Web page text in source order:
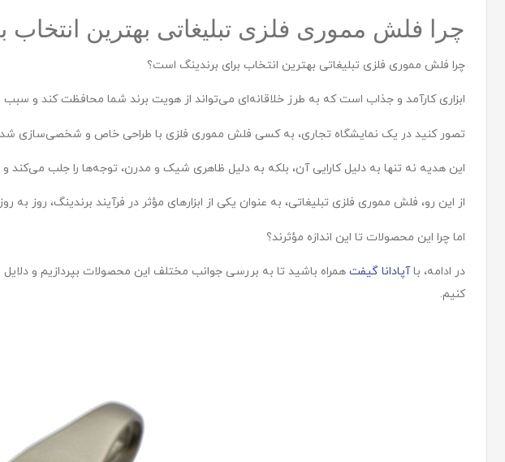
چرا فلش مموری فلزی تبلیغاتی بهترین
چرا فلش مموری فلزی تبلیغاتی بهترین انتخاب برای برندینگ است؟
ابزاری کارآمد و جذاب است که به طرز خلاقانه‌ای می‌تواند از هویت برند شما محافظت کند و سبب
تصور کنید در یک نمایشگاه تجاری، به کسی فلش مموری فلزی با طراحی خاص و شخصی‌سازی
این هدیه نه تنها به دلیل کارایی آن، بلکه به دلیل ظاهری شیک و مدرن، توجه‌ها را جلب
از این رو، فلش مموری فلزی تبلیغاتی، به عنوان یکی از ابزارهای مؤثر در فرآیند برندینگ، روز
اما چرا این محصولات تا این اندازه مؤثرند؟
در ادامه، باآپادانا گیفت همراه باشید تا به بررسی جوانب مختلف این محصولات بپردازیم و دلایل
کنیم.